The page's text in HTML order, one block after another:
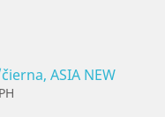
ASIA NEW